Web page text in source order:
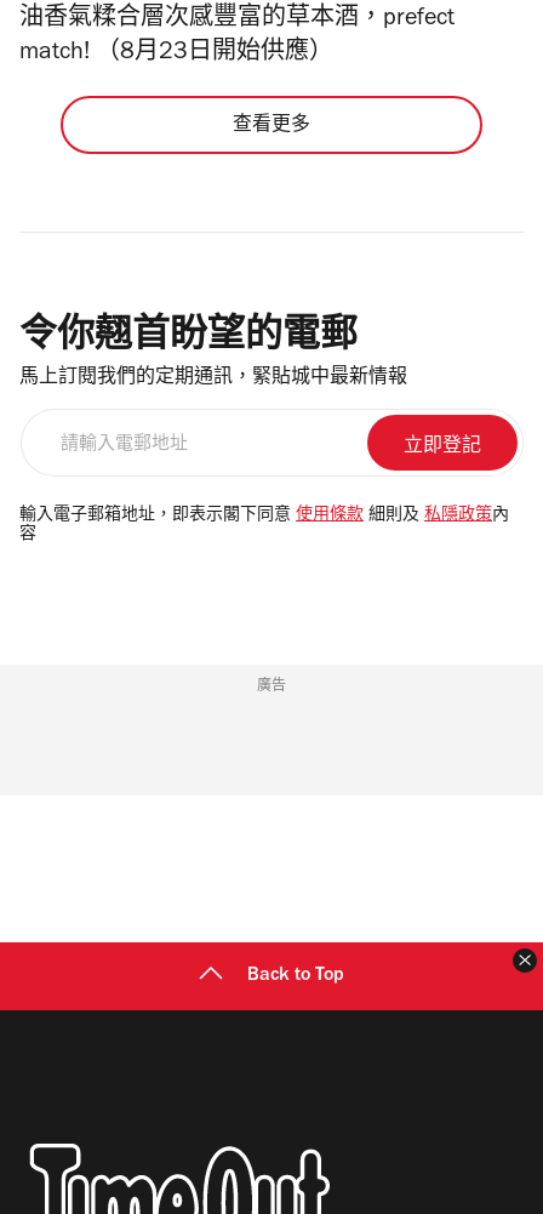
油香氣糅合層次感豐富的草本酒，prefect
match! （8月23日開始供應）
查看更多
令你翹首盼望的電郵
馬上訂閱我們的定期通訊，緊貼城中最新情報
電
郵
輸入電子郵箱地址，即表示閣下同意 使用條款 細則及 私隱政策內
容
廣告
Back to Top